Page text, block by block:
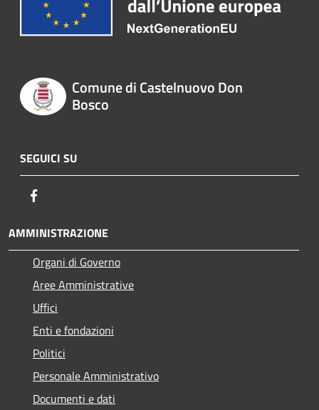
Comune di Castelnuovo Don
Bosco
SEGUICI SU
AMMINISTRAZIONE
Organi di Governo
Aree Amministrative
Uffici
Enti e fondazioni
Politici
Personale Amministrativo
Documenti e dati